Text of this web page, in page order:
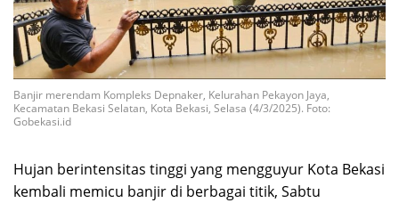
Banjir merendam Kompleks Depnaker, Kelurahan Pekayon Jaya,
Kecamatan Bekasi Selatan, Kota Bekasi, Selasa (4/3/2025). Foto:
Gobekasi.id
Hujan berintensitas tinggi yang mengguyur Kota Bekasi
kembali memicu banjir di berbagai titik, Sabtu